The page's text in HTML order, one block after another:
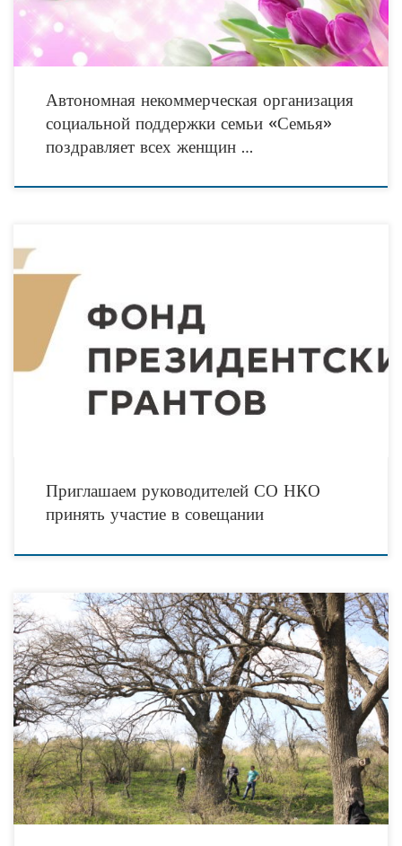
Автономная некоммерческая организация
социальной поддержки семьи «Семья»
поздравляет всех женщин …
Уважаемые руководители СО НКО! 12 марта 2018 г. в 13 ч 00 мин. в 101
кабинете, расположенном по адресу: г. Волгоград, ул. Новороссийская, д. 15,
Приглашаем руководителей СО НКО
принять участие в совещании
На расширенном заседании сертификационной комиссии Всероссийской
программы «Деревья – памятники живой природы» 26.02.2018 г. было
принято решение придать Дубу черешчатому(Quercus robur L.),
произрастающему по адресу: